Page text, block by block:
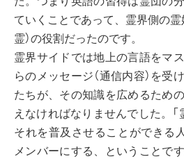
ていくことであって、霊界側の霊
霊）の役割だったのです。
霊界サイドでは地上の言語をマ
らのメッセージ（通信内容）を
たちが、その知識を広めるため
えなければなりませんでした。「
それを普及させることができる
メンバーにする、ということで